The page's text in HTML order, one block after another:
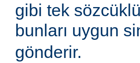
gibi tek
bunları uygun
gönderir.